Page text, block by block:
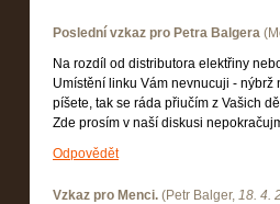
Poslední vzkaz pro Petra Balgera (
Na rozdíl od distributora elektřiny
Umístění linku Vám nevnucuji - nýbrž
píšete, tak se ráda přiučím z Vašich
Zde prosím v naší diskusi
Odpovědět
Vzkaz pro Menci. (Petr Balger, 18. 4.